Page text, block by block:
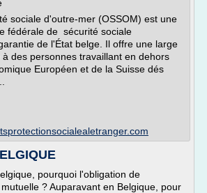
sociale d'outre-mer (OSSOM) est une
fédérale de sécurité sociale
de l'État belge. Il offre une large
des personnes travaillant en dehors
Européen et de la Suisse dés
pourquoi l'obligation de
? Auparavant en Belgique, pour